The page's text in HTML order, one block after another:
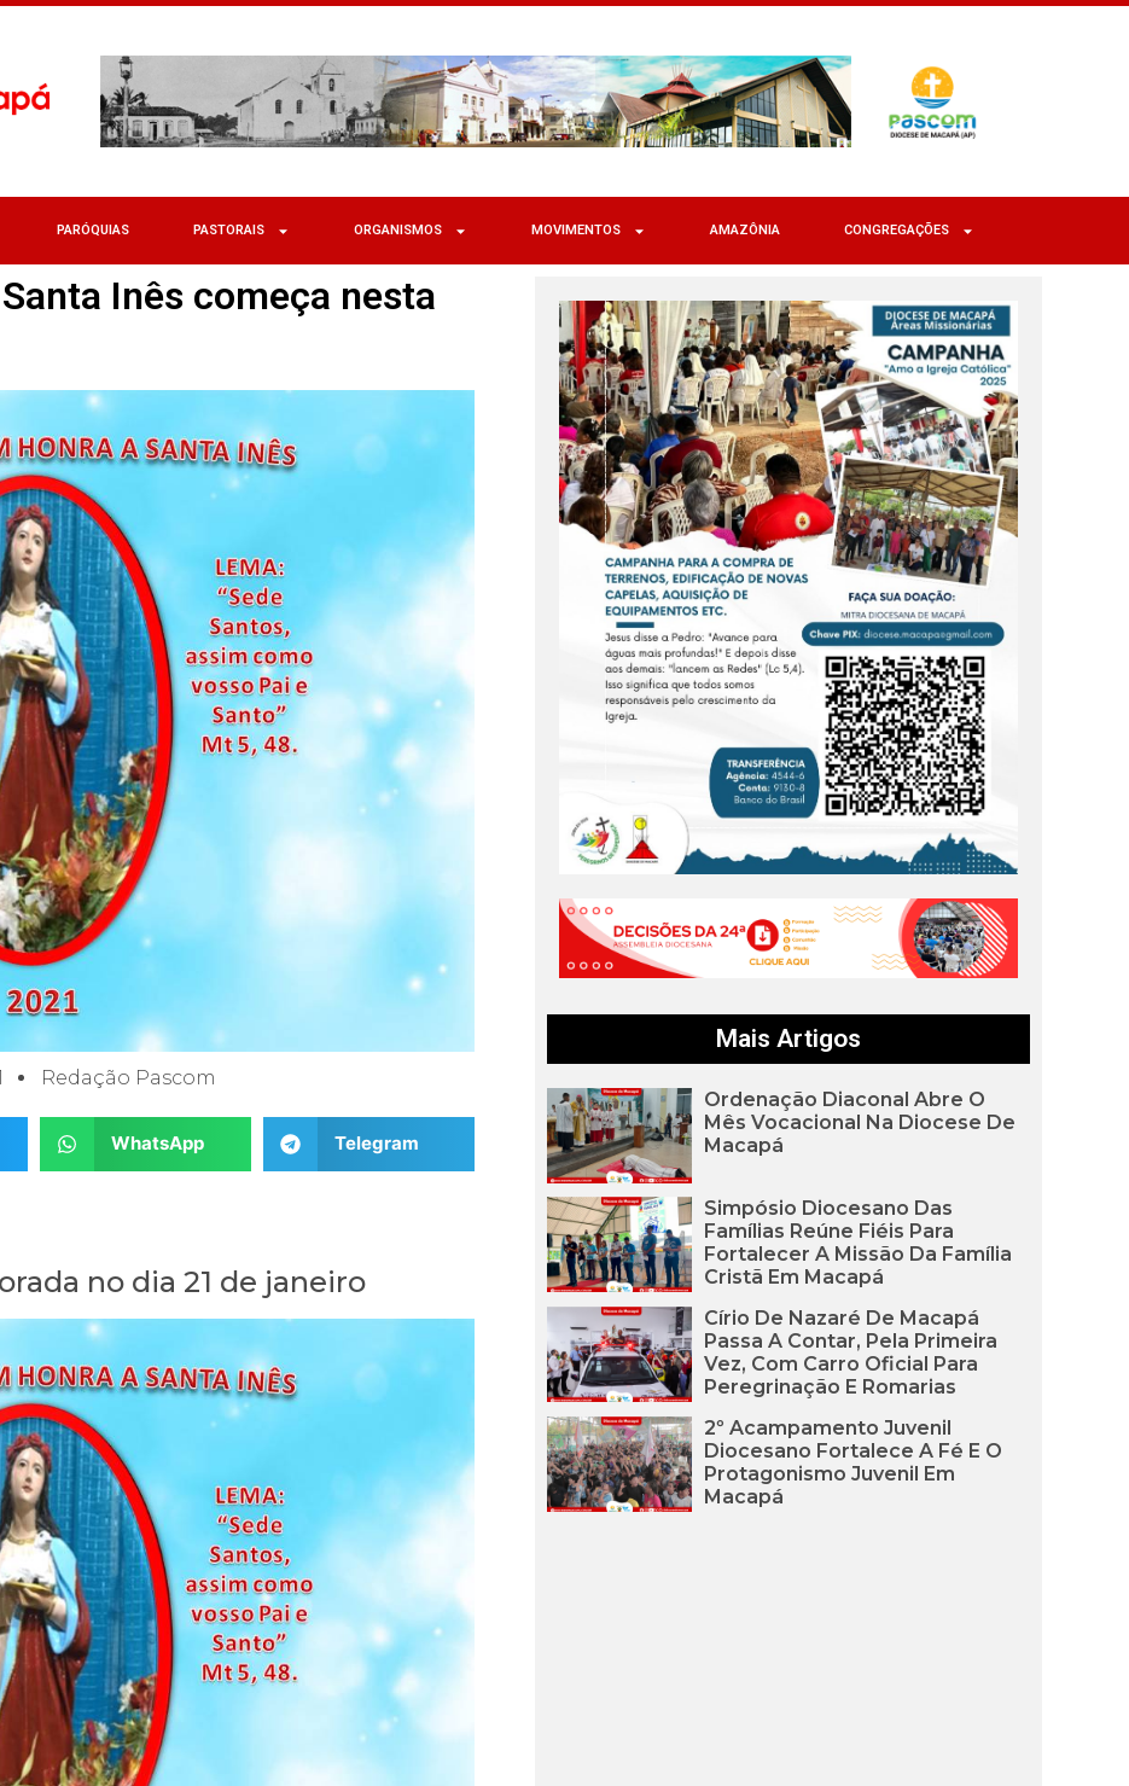
PARÓQUIAS PASTORAIS ORGANISMOS MOVIMENTOS AMAZÔNIA CONGREGAÇÕES
Inês começa nesta
Redação Pascom
WhatsApp Telegram
no dia 21 de janeiro
Mais Artigos
Ordenação Diaconal Abre O
Mês Vocacional Na Diocese De
Macapá
Simpósio Diocesano Das
Famílias Reúne Fiéis Para
Fortalecer A Missão Da Família
Cristã Em Macapá
Círio De Nazaré De Macapá
Passa A Contar, Pela Primeira
Vez, Com Carro Oficial Para
Peregrinação E Romarias
2º Acampamento Juvenil
Diocesano Fortalece A Fé E O
Protagonismo Juvenil Em
Macapá